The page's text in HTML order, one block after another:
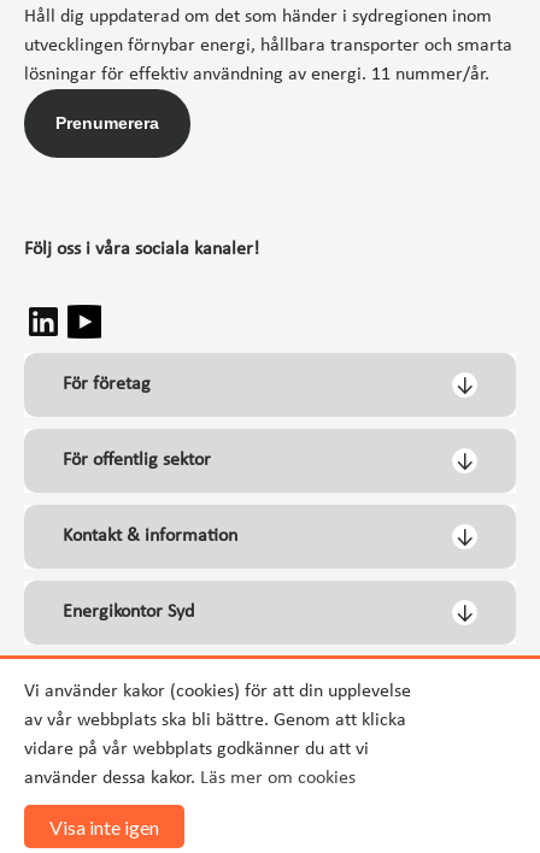
Vi använder kakor (cookies) för att din upplevelse
av vår webbplats ska bli bättre. Genom att klicka
vidare på vår webbplats godkänner du att vi
använder dessa kakor. Läs mer om cookies
Visa inte igen
Håll dig uppdaterad om det som händer i sydregionen inom
utvecklingen förnybar energi, hållbara transporter och smarta
lösningar för effektiv användning av energi. 11 nummer/år.
Prenumerera
Följ oss i våra sociala kanaler!
För företag
För offentlig sektor
Kontakt & information
Energikontor Syd